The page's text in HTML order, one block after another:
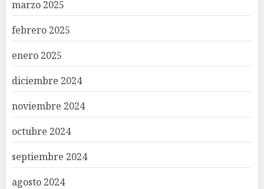
marzo 2025
febrero 2025
enero 2025
diciembre 2024
noviembre 2024
octubre 2024
septiembre 2024
agosto 2024